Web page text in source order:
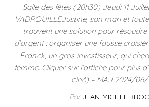
Salle des fêtes (20h30) Jeudi 11
VADROUILLEJustine, son mari et
trouvent une solution pour
d’argent : organiser une fausse
Franck, un gros investisseur, qui
femme. Cliquer sur l’affiche pour plus
ciné) – MAJ 2024/06/
ParJEAN-MICHEL